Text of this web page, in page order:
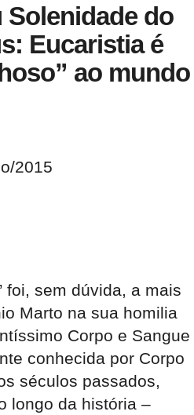
Solenidade do
Eucaristia é
ao mundo
2015
foi, sem dúvida, a mais
Marto na sua homilia
Corpo e Sangue
conhecida por Corpo
séculos passados,
longo da história –